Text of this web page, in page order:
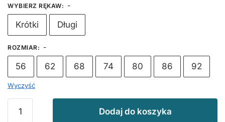
WYBIERZ RĘKAW: -
Krótki Długi
ROZMIAR: -
56 62 68 74 80 86 92
Wyczyść
Jedynka
Dodaj do koszyka